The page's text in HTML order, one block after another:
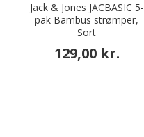
Jack & Jones JACBASIC 5-
pak Bambus strømper,
Sort
129,00 kr.